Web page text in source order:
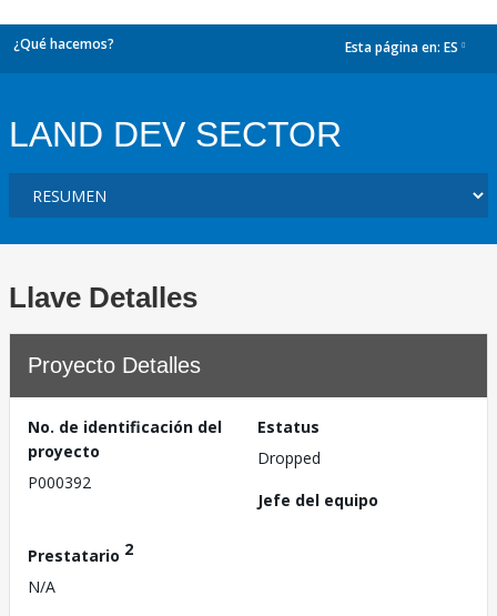
¿Qué hacemos? Esta página en: ES
LAND DEV SECTOR
Llave Detalles
Proyecto Detalles
No. de identificación del
proyecto
P000392
Estatus
Dropped
Jefe del equipo
Prestatario 2
N/A